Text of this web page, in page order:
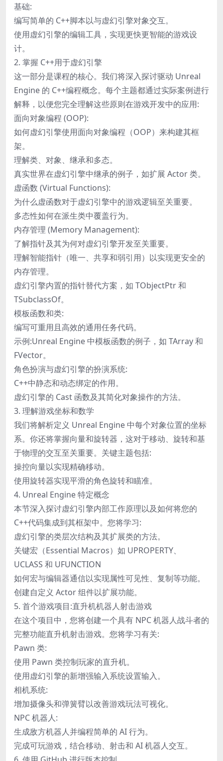
基础:
编写简单的 C++脚本以与虚幻引擎对象交互。
使用虚幻引擎的编辑工具，实现更快更智能的游戏设
计。
2. 掌握 C++用于虚幻引擎
这一部分是课程的核心。我们将深入探讨驱动 Unreal
Engine 的 C++编程概念。每个主题都通过实际案例进行
解释，以便您完全理解这些原则在游戏开发中的应用:
面向对象编程 (OOP):
如何虚幻引擎使用面向对象编程（OOP）来构建其框
架。
理解类、对象、继承和多态。
真实世界在虚幻引擎中继承的例子，如扩展 Actor 类。
虚函数 (Virtual Functions):
为什么虚函数对于虚幻引擎中的游戏逻辑至关重要。
多态性如何在派生类中覆盖行为。
内存管理 (Memory Management):
了解指针及其为何对虚幻引擎开发至关重要。
理解智能指针（唯一、共享和弱引用）以实现更安全的
内存管理。
虚幻引擎内置的指针替代方案，如 TObjectPtr 和
TSubclassOf。
模板函数和类:
编写可重用且高效的通用任务代码。
示例:Unreal Engine 中模板函数的例子，如 TArray 和
FVector。
角色扮演与虚幻引擎的扮演系统:
C++中静态和动态绑定的作用。
虚幻引擎的 Cast 函数及其简化对象操作的方法。
3. 理解游戏坐标和数学
我们将解析定义 Unreal Engine 中每个对象位置的坐标
系。你还将掌握向量和旋转器，这对于移动、旋转和基
于物理的交互至关重要。关键主题包括:
操控向量以实现精确移动。
使用旋转器实现平滑的角色旋转和瞄准。
4. Unreal Engine 特定概念
本节深入探讨虚幻引擎内部工作原理以及如何将您的
C++代码集成到其框架中。您将学习:
虚幻引擎的类层次结构及其扩展类的方法。
关键宏（Essential Macros）如 UPROPERTY、
UCLASS 和 UFUNCTION
如何宏与编辑器通信以实现属性可见性、复制等功能。
创建自定义 Actor 组件以扩展功能。
5. 首个游戏项目:直升机机器人射击游戏
在这个项目中，您将创建一个具有 NPC 机器人战斗者的
完整功能直升机射击游戏。您将学习有关:
Pawn 类:
使用 Pawn 类控制玩家的直升机。
使用虚幻引擎的新增强输入系统设置输入。
相机系统:
增加摄像头和弹簧臂以改善游戏玩法可视化。
NPC 机器人:
生成敌方机器人并编程简单的 AI 行为。
完成可玩游戏，结合移动、射击和 AI 机器人交互。